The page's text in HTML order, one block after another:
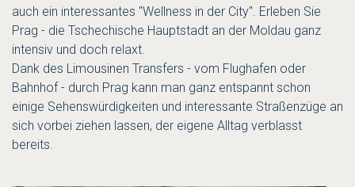
auch ein interessantes "Wellness in der City". Erleben Sie
Prag - die Tschechische Hauptstadt an der Moldau ganz
intensiv und doch relaxt.
Dank des Limousinen Transfers - vom Flughafen oder
Bahnhof - durch Prag kann man ganz entspannt schon
einige Sehenswürdigkeiten und interessante Straßenzüge an
sich vorbei ziehen lassen, der eigene Alltag verblasst
bereits.